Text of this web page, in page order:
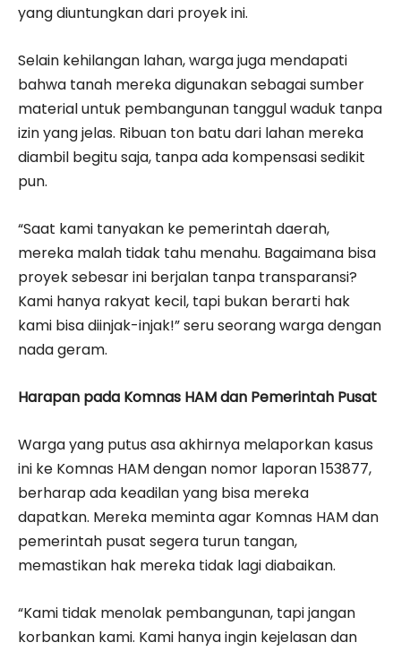
yang diuntungkan dari proyek ini.
Selain kehilangan lahan, warga juga mendapati
bahwa tanah mereka digunakan sebagai sumber
material untuk pembangunan tanggul waduk tanpa
izin yang jelas. Ribuan ton batu dari lahan mereka
diambil begitu saja, tanpa ada kompensasi sedikit
pun.
“Saat kami tanyakan ke pemerintah daerah,
mereka malah tidak tahu menahu. Bagaimana bisa
proyek sebesar ini berjalan tanpa transparansi?
Kami hanya rakyat kecil, tapi bukan berarti hak
kami bisa diinjak-injak!” seru seorang warga dengan
nada geram.
Harapan pada Komnas HAM dan Pemerintah Pusat
Warga yang putus asa akhirnya melaporkan kasus
ini ke Komnas HAM dengan nomor laporan 153877,
berharap ada keadilan yang bisa mereka
dapatkan. Mereka meminta agar Komnas HAM dan
pemerintah pusat segera turun tangan,
memastikan hak mereka tidak lagi diabaikan.
“Kami tidak menolak pembangunan, tapi jangan
korbankan kami. Kami hanya ingin kejelasan dan